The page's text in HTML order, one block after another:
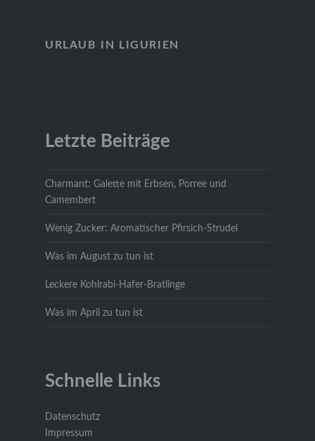
URLAUB IN LIGURIEN
Letzte Beiträge
Charmant: Galette mit Erbsen, Porree und
Camembert
Wenig Zucker: Aromatischer Pfirsich-Strudel
Was im August zu tun ist
Leckere Kohlrabi-Hafer-Bratlinge
Was im April zu tun ist
Schnelle Links
Datenschutz
Impressum